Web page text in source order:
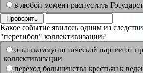
в любой момент распустить
Какое событие явилось одним из
"перегибов" коллективизации?
отказ коммунистической партии от
коллективизации
переход большинства крестьян к